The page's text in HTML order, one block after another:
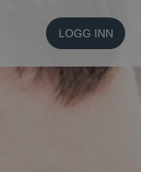
LOGG INN